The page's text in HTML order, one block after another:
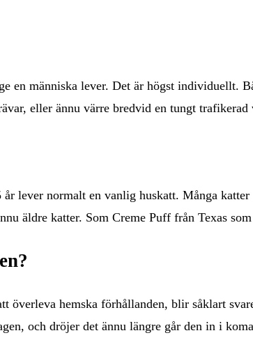
en människa lever. Det är högst individuellt.
eller ännu värre bredvid en tungt trafikerad
lever normalt en vanlig huskatt. Många
äldre katter. Som Creme Puff från Texas
överleva hemska förhållanden, blir såklart
och dröjer det ännu längre går den in i